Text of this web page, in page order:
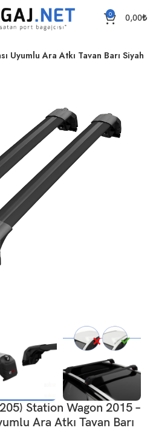
0 0,00₺
Ara Atkı Tavan Barı Siyah
Station Wagon 2015 –
Ara Atkı Tavan Barı